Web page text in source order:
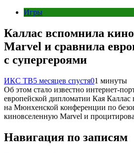
Игры
Каллас вспомнила
Marvel и сравнила
с супергероями
ИКС ТВ5 месяцев спустя01 минуты
Об этом стало известно интернет-
европейской дипломатии Кая Каллас
на Мюнхенской конференции по
киновселенную Marvel и
Навигация по записям